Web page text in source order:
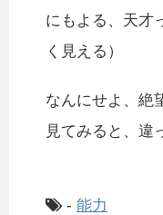
にもよる、天才
く見える）
なんにせよ、絶
見てみると、違
- 能力